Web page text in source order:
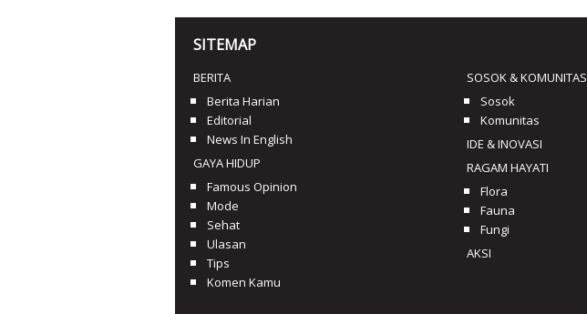
SITEMAP
BERITA
Berita Harian
Editorial
News In English
GAYA HIDUP
Famous Opinion
Mode
Sehat
Ulasan
Tips
Komen Kamu
SOSOK & KOMUNITAS
Sosok
Komunitas
IDE & INOVASI
RAGAM HAYATI
Flora
Fauna
Fungi
AKSI